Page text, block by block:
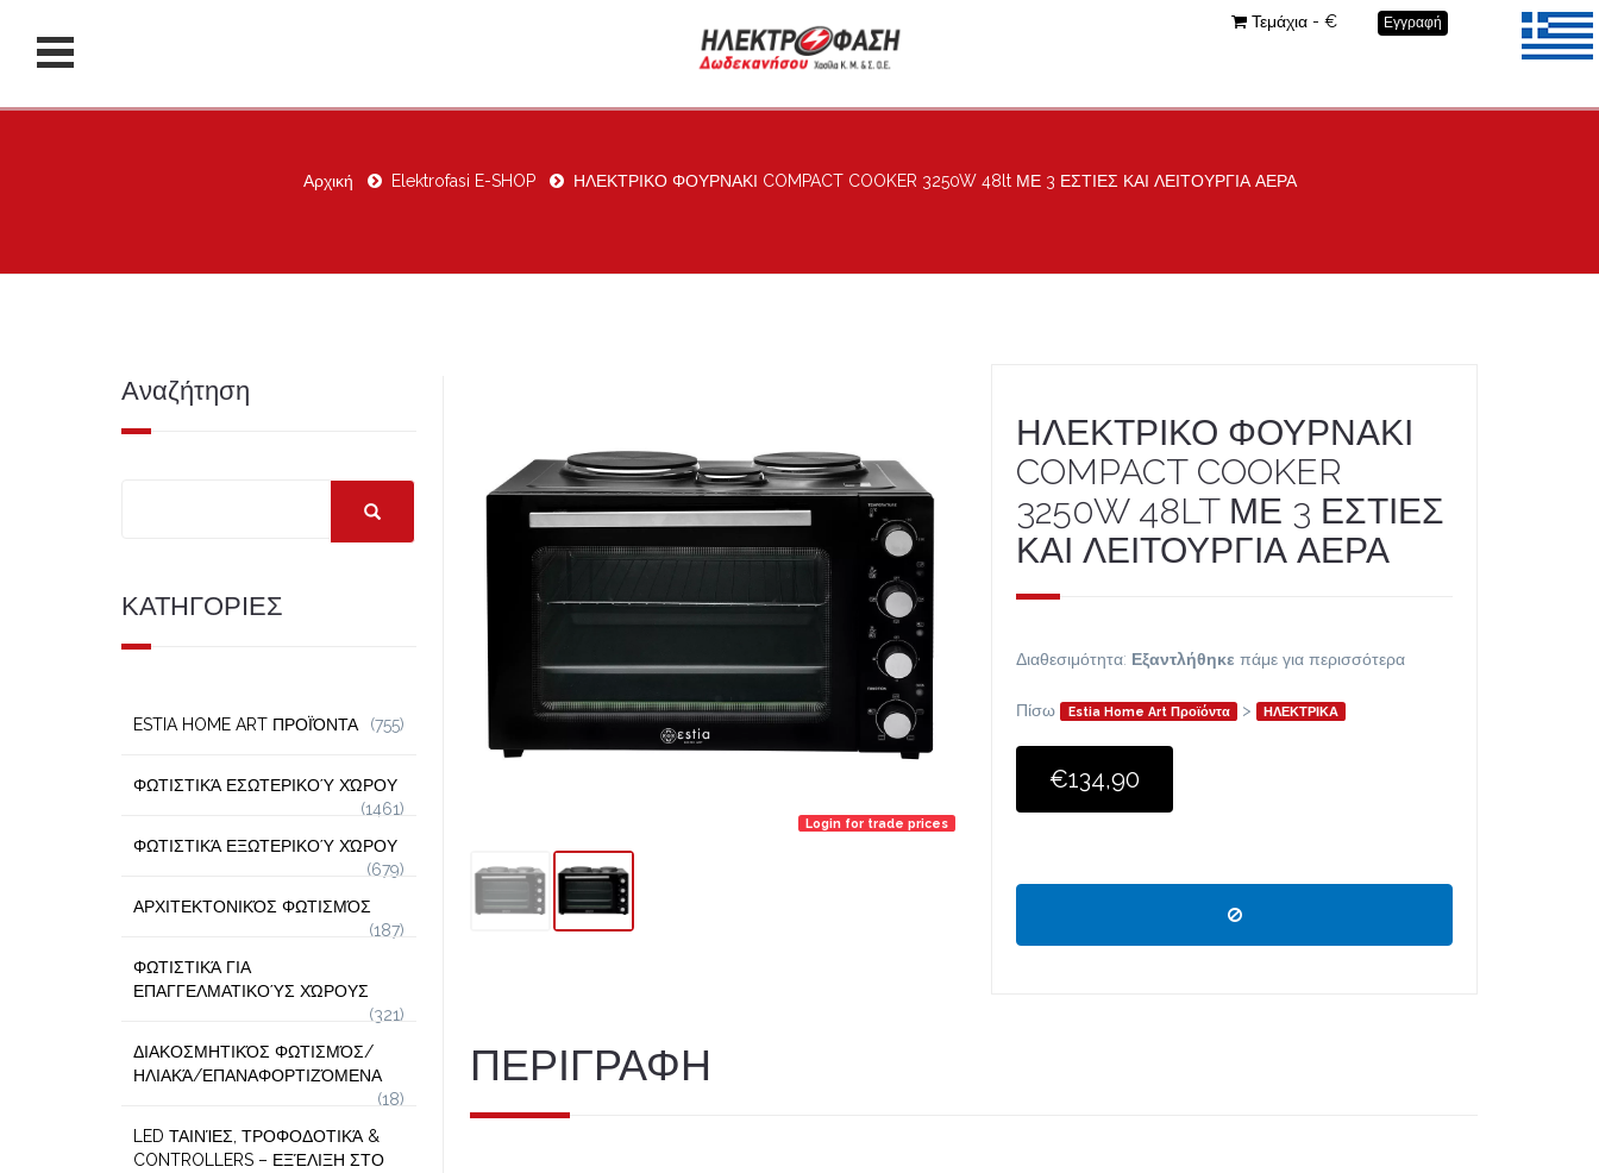
Εγγραφή
Τεμάχια - €
Αρχική Elektrofasi E-SHOP ΗΛΕΚΤΡΙΚΟ ΦΟΥΡΝΑΚΙ COMPACT COOKER 3250W 48lt ΜΕ 3 ΕΣΤΙΕΣ ΚΑΙ ΛΕΙΤΟΥΡΓΙΑ ΑΕΡΑ
Login for trade prices
ΗΛΕΚΤΡΙΚΟ ΦΟΥΡΝΑΚΙ
COMPACT COOKER
3250W 48LT ΜΕ 3 ΕΣΤΙΕΣ
ΚΑΙ ΛΕΙΤΟΥΡΓΙΑ ΑΕΡΑ
Διαθεσιμότητα: Εξαντλήθηκε πάμε για περισσότερα
Πίσω Estia Home Art Προϊόντα > ΗΛΕΚΤΡΙΚΑ
€134,90
ΠΕΡΙΓΡΑΦΗ
Αναζήτηση
ΚΑΤΗΓΟΡΙΕΣ
ESTIA HOME ART ΠΡΟΪΌΝΤΑ (755)
ΦΩΤΙΣΤΙΚΆ ΕΣΩΤΕΡΙΚΟΎ ΧΏΡΟΥ
(1461)
ΦΩΤΙΣΤΙΚΆ ΕΞΩΤΕΡΙΚΟΎ ΧΏΡΟΥ
(679)
ΑΡΧΙΤΕΚΤΟΝΙΚΌΣ ΦΩΤΙΣΜΌΣ
(187)
ΦΩΤΙΣΤΙΚΆ ΓΙΑ
ΕΠΑΓΓΕΛΜΑΤΙΚΟΎΣ ΧΏΡΟΥΣ
(321)
ΔΙΑΚΟΣΜΗΤΙΚΌΣ ΦΩΤΙΣΜΌΣ/
ΗΛΙΑΚΆ/ΕΠΑΝΑΦΟΡΤΙΖΌΜΕΝΑ
(18)
LED ΤΑΙΝΊΕΣ, ΤΡΟΦΟΔΟΤΙΚΆ &
CONTROLLERS – ΕΞΈΛΙΞΗ ΣΤΟ